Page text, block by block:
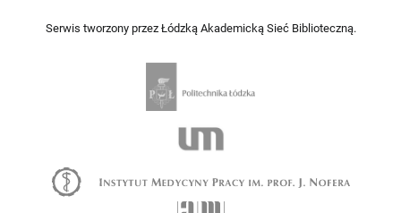
Serwis tworzony przez Łódzką Akademicką Sieć Biblioteczną.